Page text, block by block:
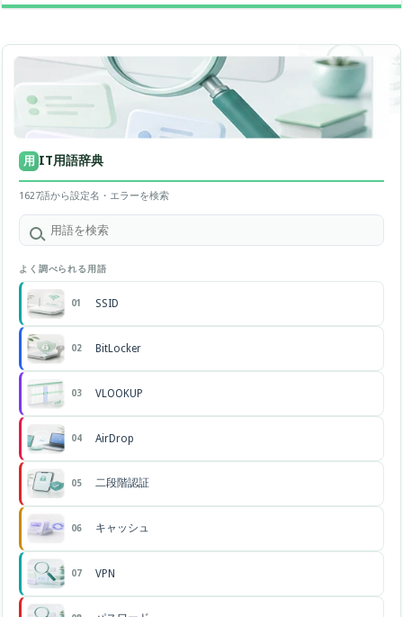
用 IT用語辞典
1627語から設定名・エラーを検索
よく調べられる用語
01 SSID
02 BitLocker
03 VLOOKUP
04 AirDrop
05 二段階認証
06 キャッシュ
07 VPN